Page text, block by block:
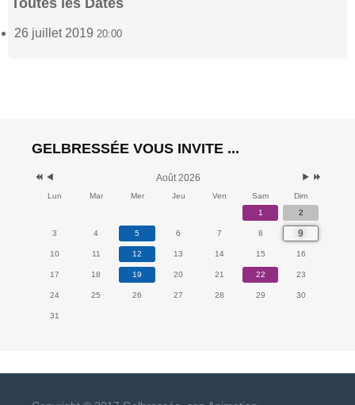
Toutes les Dates
26 juillet 2019 20:00
GELBRESSÉE VOUS INVITE ...
Août 2026
Lun Mar Mer Jeu Ven Sam
Dim
1
2
3 4 5 6 7 8 9
10 11 12 13 14 15 16
17 18 19 20 21 22 23
24 25 26 27 28 29 30
31